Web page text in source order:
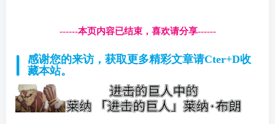
------本页内容已结束，喜欢请分享------
感谢您的来访，获取更多精彩文章请Cter+D收
藏本站。